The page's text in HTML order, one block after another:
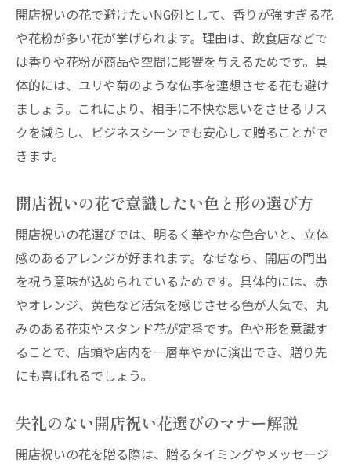
慮
バルーン・スタンド花の選び方と避けたい
花
開店祝いでトラブルを防ぐための花の管理
法
開店祝い花におけるバルーン活用のコツ
神戸エリアで人気の開店祝い花事情
神戸で人気の開店祝い花の特徴と選び方
神戸の花屋で開店祝い花を頼むときのコツ
神戸の開店祝いで定番となる花アレンジと
は
神戸エリアの開店祝い花の最新トレンド
神戸で開店祝いを贈る際の地域マナー解説
開店祝いにふさわしい花の種類と色の選び方
開店祝いにおすすめの色と花の組み合わせ
避けたい開店祝い花の種類と理由
開店祝いの花で避けたいNG例として、香りが強すぎる花
や花粉が多い花が挙げられます。理由は、飲食店などで
は香りや花粉が商品や空間に影響を与えるためです。具
体的には、ユリや菊のような仏事を連想させる花も避け
ましょう。これにより、相手に不快な思いをさせるリス
クを減らし、ビジネスシーンでも安心して贈ることがで
きます。
開店祝いの花で意識したい色と形の選び方
開店祝いの花選びでは、明るく華やかな色合いと、立体
感のあるアレンジが好まれます。なぜなら、開店の門出
を祝う意味が込められているためです。具体的には、赤
やオレンジ、黄色など活気を感じさせる色が人気で、丸
みのある花束やスタンド花が定番です。色や形を意識す
ることで、店頭や店内を一層華やかに演出でき、贈り先
にも喜ばれるでしょう。
失礼のない開店祝い花選びのマナー解説
開店祝いの花を贈る際は、贈るタイミングやメッセージ